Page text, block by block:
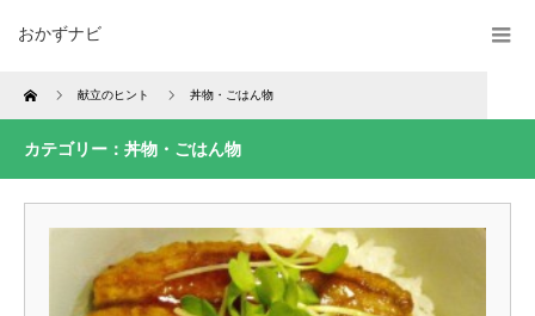
おかずナビ
Home 献立のヒント 丼物・ごはん物
カテゴリー：丼物・ごはん物